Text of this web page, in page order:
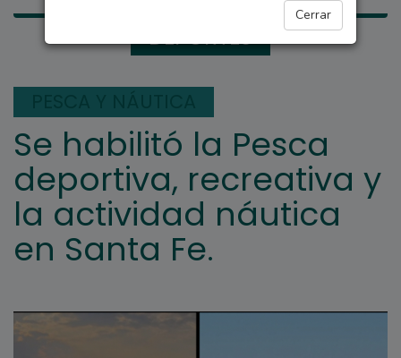
Cerrar
DEPORTES
Se habilitó la Pesca
deportiva, recreativa y
la actividad náutica
en Santa Fe.